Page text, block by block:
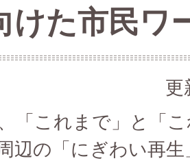
けた市民ワ
更
「これまで」と「
辺の「にぎわい再